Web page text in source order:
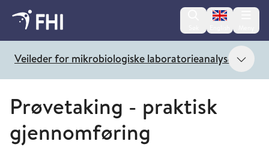
Change
Veileder for mikrobiologiske laboratorieanalyser Vis
Prøvetaking - praktisk
gjennomføring